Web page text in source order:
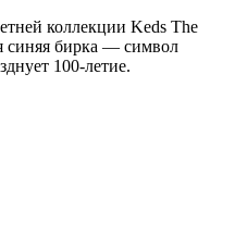
коллекции Keds The
синяя бирка — символ
100-летие.